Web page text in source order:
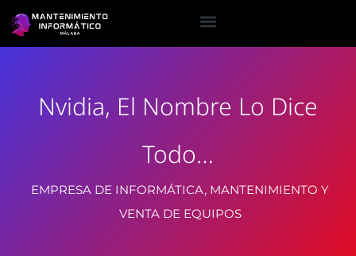
Nvidia, El Nombre Lo Dice
Todo…
EMPRESA DE INFORMÁTICA, MANTENIMIENTO Y
VENTA DE EQUIPOS